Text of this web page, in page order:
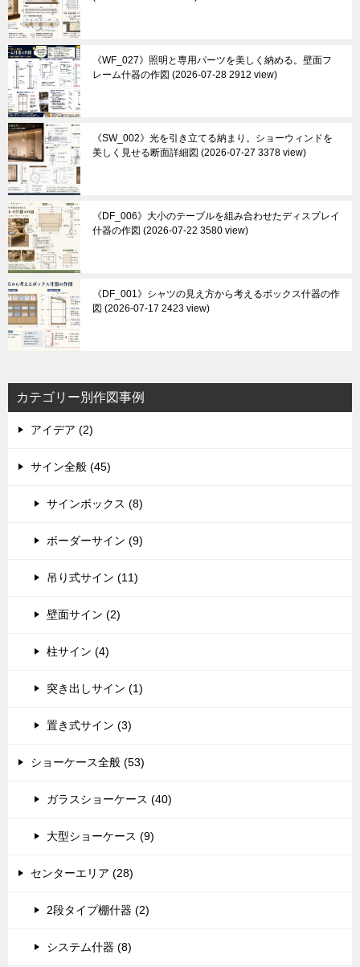
《WF_027》照明と専用パーツを美しく納める。壁面フ
レーム什器の作図
2026-07-28 2912 view
《SW_002》光を引き立てる納まり。ショーウィンドを
美しく見せる断面詳細図
2026-07-27 3378 view
《DF_006》大小のテーブルを組み合わせたディスプレイ
什器の作図
2026-07-22 3580 view
《DF_001》シャツの見え方から考えるボックス什器の作
図
2026-07-17 2423 view
カテゴリー別作図事例
アイデア (2)
サイン全般 (45)
サインボックス (8)
ボーダーサイン (9)
吊り式サイン (11)
壁面サイン (2)
柱サイン (4)
突き出しサイン (1)
置き式サイン (3)
ショーケース全般 (53)
ガラスショーケース (40)
大型ショーケース (9)
センターエリア (28)
2段タイプ棚什器 (2)
システム什器 (8)